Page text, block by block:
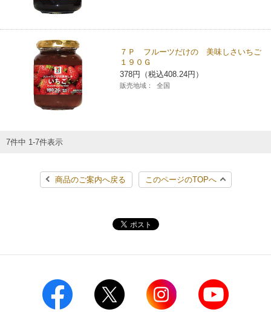
ソフトバンクギフト
７Ｐ フルーツだけの 美味しさいちご
１９０Ｇ
378円（税込408.24円）
販売地域： 全国
7件中 1-7件表示
商品のご案内へ戻る このページのTOPへ